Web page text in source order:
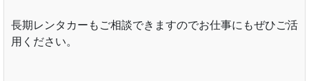
長期レンタカーもご相談できますのでお仕事にもぜひご活
用ください。